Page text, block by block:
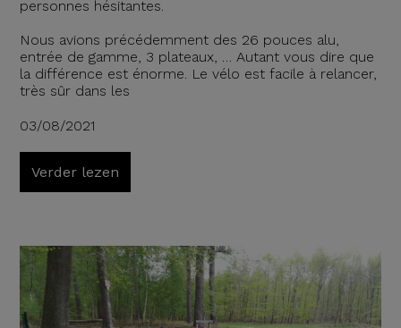
personnes hésitantes.
Nous avions précédemment des 26 pouces alu,
entrée de gamme, 3 plateaux, … Autant vous dire que
la différence est énorme. Le vélo est facile à relancer,
très sûr dans les
03/08/2021
Verder lezen